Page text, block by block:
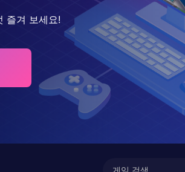
즐겨 보세요!